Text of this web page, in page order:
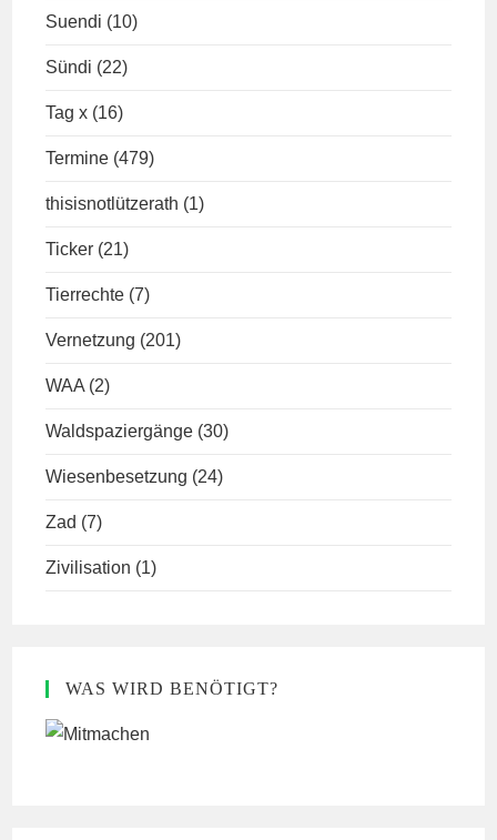
Suendi (10)
Sündi (22)
Tag x (16)
Termine (479)
thisisnotlützerath (1)
Ticker (21)
Tierrechte (7)
Vernetzung (201)
WAA (2)
Waldspaziergänge (30)
Wiesenbesetzung (24)
Zad (7)
Zivilisation (1)
WAS WIRD BENÖTIGT?